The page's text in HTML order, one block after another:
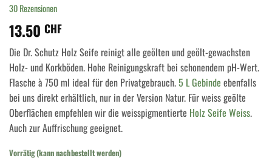
Bewertet
mit4.80
von 5,
basierend
30
Kundenbewertungen
30Rezensionen
13.50 CHF
Die Dr. Schutz Holz Seife reinigt alle geölten und geölt-gewachsten
Holz- und Korkböden. Hohe Reinigungskraft bei schonendem pH-Wert.
Flasche à 750 ml ideal für den Privatgebrauch.5 L Gebinde ebenfalls
bei uns direkt erhältlich, nur in der Version Natur. Für weiss geölte
Oberflächen empfehlen wir die weisspigmentierte Holz Seife Weiss.
Auch zur Auffrischung geeignet.
Vorrätig (kann nachbestellt werden)